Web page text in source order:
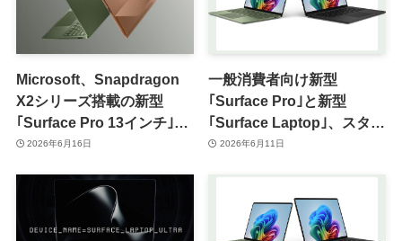
Microsoft、Snapdragon
X2シリーズ搭載の新型
｢Surface Pro 13インチ｣と
｢Surface Laptop 13.8/15イ
2026年6月16日
一般消費者向け新型
｢Surface Pro｣と新型
｢Surface Laptop｣、スター
ト価格は値上げか ｰ
2026年6月11日